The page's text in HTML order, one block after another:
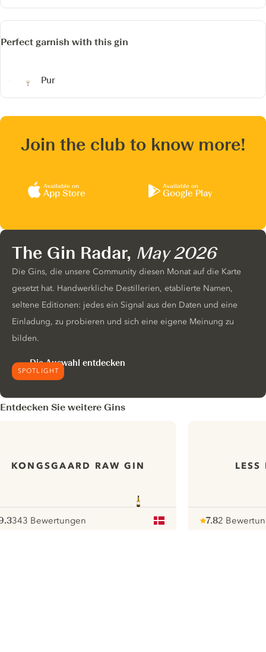
Perfect garnish with this gin
Pur
Join the club to know more!
Available on
App Store
Available on
Google Play
SPOTLIGHT
The Gin Radar, May 2026
Die Gins, die unsere Community diesen Monat auf die Karte
gesetzt hat. Handwerkliche Destillerien, etablierte Namen,
seltene Editionen: jedes ein Signal aus den Daten und eine
Einladung, zu probieren und sich eine eigene Meinung zu
bilden.
Die Auswahl entdecken
Entdecken Sie weitere Gins
KONGSGAARD RAW GIN
343 Bewertungen
7.82